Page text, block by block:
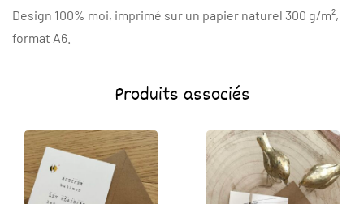
Design 100% moi, imprimé sur un papier naturel 300 g/m²,
format A6.
Produits associés